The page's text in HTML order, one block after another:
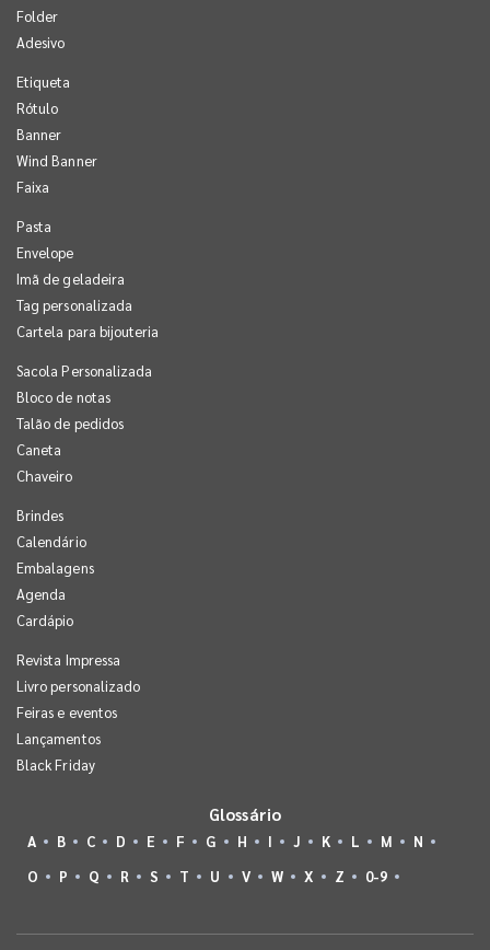
Folder
Adesivo
Etiqueta
Rótulo
Banner
Wind Banner
Faixa
Pasta
Envelope
Imã de geladeira
Tag personalizada
Cartela para bijouteria
Sacola Personalizada
Bloco de notas
Talão de pedidos
Caneta
Chaveiro
Brindes
Calendário
Embalagens
Agenda
Cardápio
Revista Impressa
Livro personalizado
Feiras e eventos
Lançamentos
Black Friday
Glossário
A B C D E F G H I J K L M
N
O
P Q R S T U V W X Z 0-9